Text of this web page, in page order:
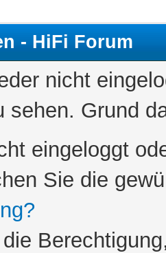
- HiFi Forum
nicht
sehen. Grund
eingeloggt
Sie die